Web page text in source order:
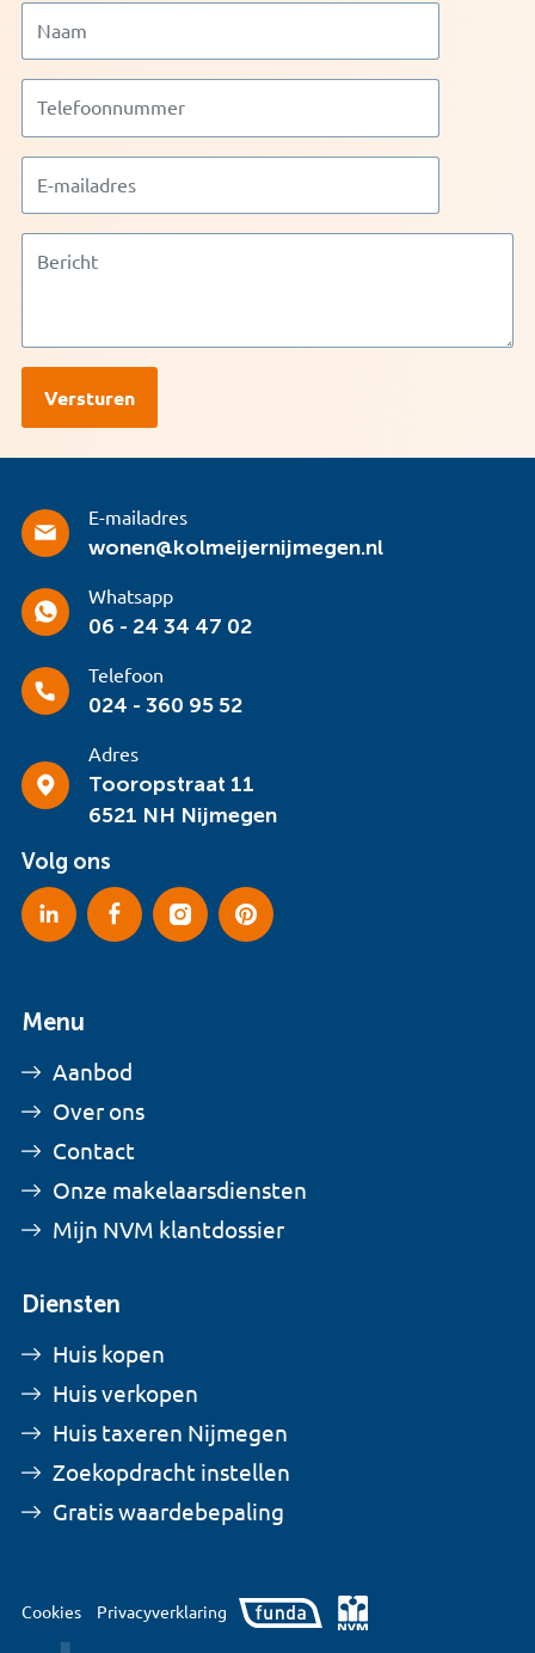
E-mailadres
wonen@kolmeijernijmegen.nl
Whatsapp
06 - 24 34 47 02
Telefoon
024 - 360 95 52
Adres
Tooropstraat 11
6521 NH Nijmegen
Volg ons
Menu
Aanbod
Over ons
Contact
Onze makelaarsdiensten
Mijn NVM klantdossier
Diensten
Huis kopen
Huis verkopen
Huis taxeren Nijmegen
Zoekopdracht instellen
Gratis waardebepaling
Cookies Privacyverklaring